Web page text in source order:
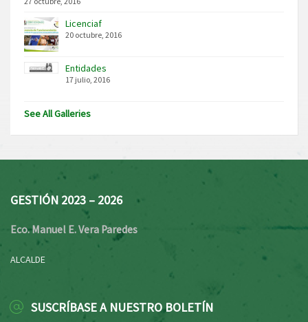
Licenciaf
20 octubre, 2016
Entidades
17 julio, 2016
See All Galleries
GESTIÓN 2023 – 2026
Eco. Manuel E. Vera Paredes
ALCALDE
SUSCRÍBASE A NUESTRO BOLETÍN